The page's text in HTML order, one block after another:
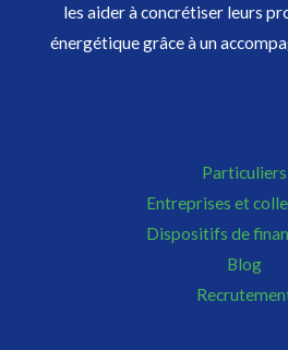
les aider à concrétiser leurs
énergétique grâce à un
Particuliers
Entreprises et
Dispositifs de
Blog